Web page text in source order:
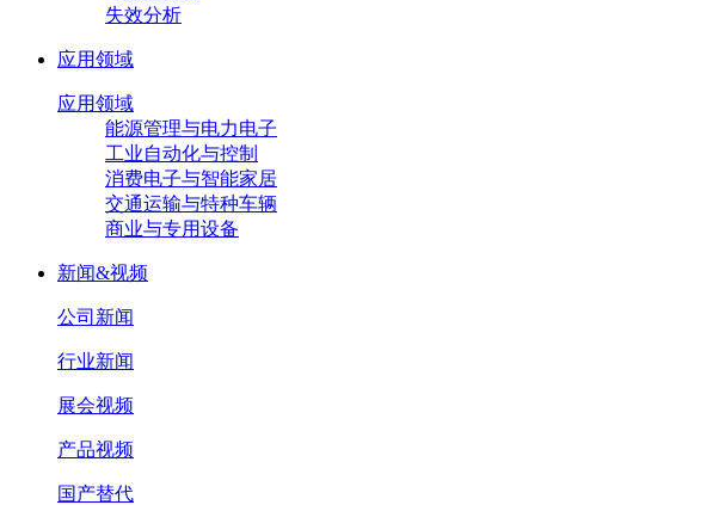
失效分析
应用领域
应用领域
能源管理与电力电子
工业自动化与控制
消费电子与智能家居
交通运输与特种车辆
商业与专用设备
新闻&视频
公司新闻
行业新闻
展会视频
产品视频
国产替代